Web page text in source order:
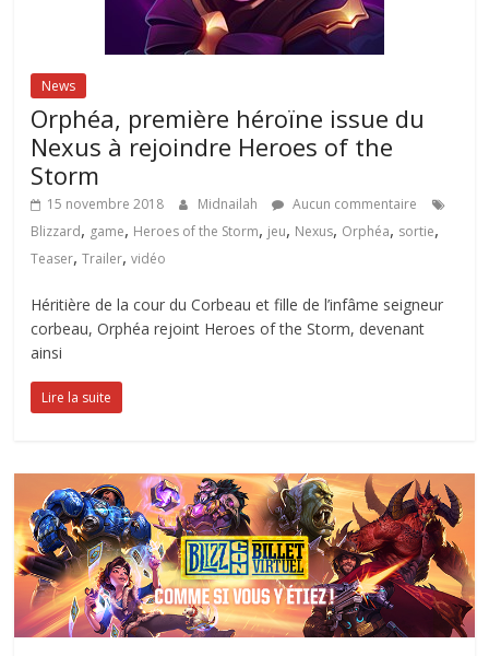
News
Orphéa, première héroïne issue du
Nexus à rejoindre Heroes of the
Storm
15 novembre 2018 Midnailah
Aucun commentaire
Blizzard, game, Heroes of the Storm, jeu, Nexus, Orphéa, sortie,
Teaser,Trailer,vidéo
Héritière de la cour du Corbeau et fille de l’infâme seigneur
corbeau, Orphéa rejoint Heroes of the Storm, devenant
ainsi
Lire la suite